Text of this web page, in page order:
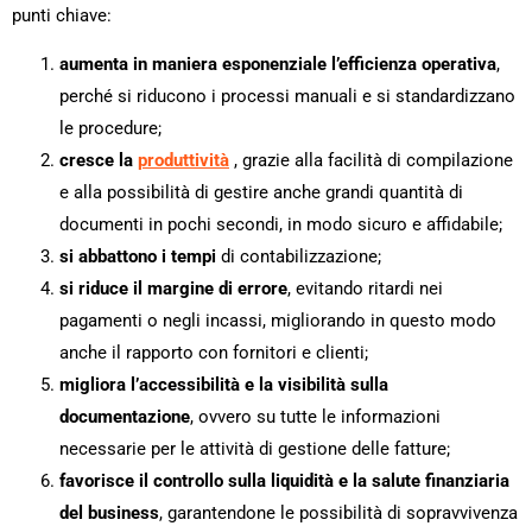
punti chiave:
aumenta in maniera esponenziale l’efficienza operativa,
perché si riducono i processi manuali e si standardizzano
le procedure;
cresce la produttività , grazie alla facilità di compilazione
e alla possibilità di gestire anche grandi quantità di
documenti in pochi secondi, in modo sicuro e affidabile;
si abbattono i tempi di contabilizzazione;
si riduce il margine di errore, evitando ritardi nei
pagamenti o negli incassi, migliorando in questo modo
anche il rapporto con fornitori e clienti;
migliora l’accessibilità e la visibilità sulla
documentazione, ovvero su tutte le informazioni
necessarie per le attività di gestione delle fatture;
favorisce il controllo sulla liquidità e la salute finanziaria
del business, garantendone le possibilità di sopravvivenza